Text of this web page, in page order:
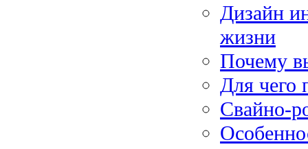
Дизайн
жизни
Почему
Для чего
Свайно-